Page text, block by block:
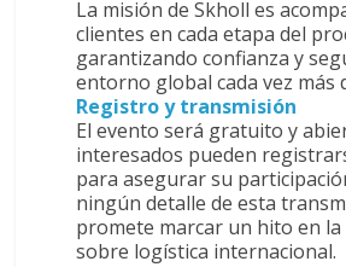
La misión de Skholl es
clientes en cada etapa del
garantizando confianza y
entorno global cada vez más
Registro y transmisión
El evento será gratuito y
interesados pueden
para asegurar su
ningún detalle de esta
promete marcar un hito en la
sobre logística internacional.